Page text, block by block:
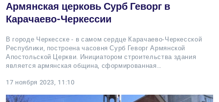
Армянская церковь Сурб Геворг в
Карачаево-Черкессии
В городе Черкесске - в самом сердце Карачаево-Черкесской
Республики, построена часовня Сурб Геворг Армянской
Апостольской Церкви. Инициатором строительства здания
является армянская община, сформированная…
17 ноября 2023, 11:10